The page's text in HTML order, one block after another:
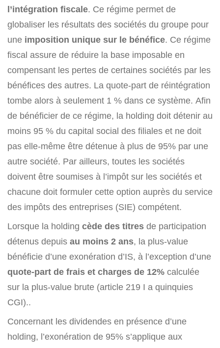
l’intégration fiscale. Ce régime permet de
globaliser les résultats des sociétés du groupe pour
une imposition unique sur le bénéfice. Ce régime
fiscal assure de réduire la base imposable en
compensant les pertes de certaines sociétés par les
bénéfices des autres. La quote-part de réintégration
tombe alors à seulement 1 % dans ce système. Afin
de bénéficier de ce régime, la holding doit détenir au
moins 95 % du capital social des filiales et ne doit
pas elle-même être détenue à plus de 95% par une
autre société. Par ailleurs, toutes les sociétés
doivent être soumises à l’impôt sur les sociétés et
chacune doit formuler cette option auprès du service
des impôts des entreprises (SIE) compétent.
Lorsque la holding cède des titres de participation
détenus depuis au moins 2 ans, la plus-value
bénéficie d’une exonération d’IS, à l’exception d’une
quote-part de frais et charges de 12% calculée
sur la plus-value brute (article 219 I a quinquies
CGI)..
Concernant les dividendes en présence d’une
holding, l’exonération de 95% s’applique aux